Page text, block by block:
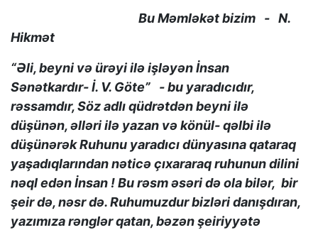
Bu Məmləkət bizim - N.
Hikmət
“Əli, beyni və ürəyi ilə işləyən İnsan
Sənətkardır- İ. V. Göte” - bu yaradıcıdır,
rəssamdır, Söz adlı qüdrətdən beyni ilə
düşünən, əlləri ilə yazan və könül- qəlbi ilə
düşünərək Ruhunu yaradıcı dünyasına qataraq
yaşadıqlarından nəticə çıxararaq ruhunun dilini
nəql edən İnsan ! Bu rəsm əsəri də ola bilər, bir
şeir də, nəsr də. Ruhumuzdur bizləri danışdıran,
yazımıza rənglər qatan, bəzən şeiriyyətə